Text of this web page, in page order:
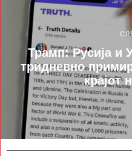
Трамп: Русија и
тридневно
крајот